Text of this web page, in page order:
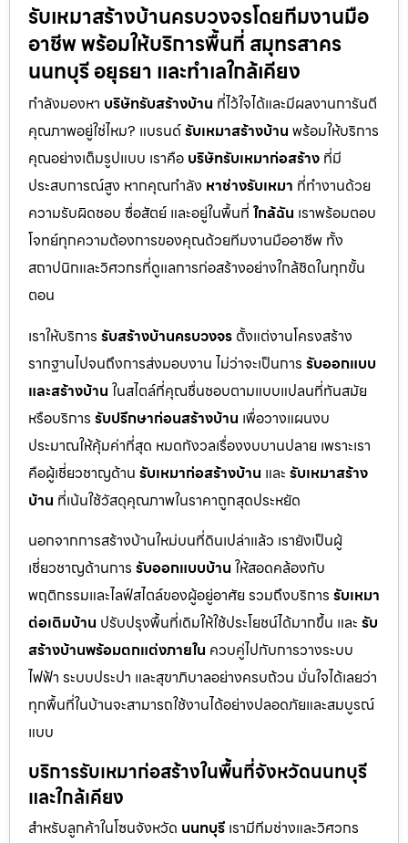
รับเหมาสร้างบ้านครบวงจรโดยทีมงานมือ
อาชีพ พร้อมให้บริการพื้นที่ สมุทรสาคร
นนทบุรี อยุธยา และทำเลใกล้เคียง
กำลังมองหา บริษัทรับสร้างบ้าน ที่ไว้ใจได้และมีผลงานการันตี
คุณภาพอยู่ใช่ไหม? แบรนด์รับเหมาสร้างบ้าน พร้อมให้บริการ
คุณอย่างเต็มรูปแบบ เราคือ บริษัทรับเหมาก่อสร้าง ที่มี
ประสบการณ์สูง หากคุณกำลัง หาช่างรับเหมา ที่ทำงานด้วย
ความรับผิดชอบ ซื่อสัตย์ และอยู่ในพื้นที่ ใกล้ฉัน เราพร้อมตอบ
โจทย์ทุกความต้องการของคุณด้วยทีมงานมืออาชีพ ทั้ง
สถาปนิกและวิศวกรที่ดูแลการก่อสร้างอย่างใกล้ชิดในทุกขั้น
ตอน
เราให้บริการ รับสร้างบ้านครบวงจร ตั้งแต่งานโครงสร้าง
รากฐานไปจนถึงการส่งมอบงาน ไม่ว่าจะเป็นการ รับออกแบบ
และสร้างบ้าน ในสไตล์ที่คุณชื่นชอบตามแบบแปลนที่ทันสมัย
หรือบริการ รับปรึกษาก่อนสร้างบ้าน เพื่อวางแผนงบ
ประมาณให้คุ้มค่าที่สุด หมดกังวลเรื่องงบบานปลาย เพราะเรา
คือผู้เชี่ยวชาญด้าน รับเหมาก่อสร้างบ้าน และ รับเหมาสร้าง
บ้าน ที่เน้นใช้วัสดุคุณภาพในราคาถูกสุดประหยัด
นอกจากการสร้างบ้านใหม่บนที่ดินเปล่าแล้ว เรายังเป็นผู้
เชี่ยวชาญด้านการ รับออกแบบบ้าน ให้สอดคล้องกับ
พฤติกรรมและไลฟ์สไตล์ของผู้อยู่อาศัย รวมถึงบริการ รับเหมา
ต่อเติมบ้าน ปรับปรุงพื้นที่เดิมให้ใช้ประโยชน์ได้มากขึ้น และ รับ
สร้างบ้านพร้อมตกแต่งภายใน ควบคู่ไปกับการวางระบบ
ไฟฟ้า ระบบประปา และสุขาภิบาลอย่างครบถ้วน มั่นใจได้เลยว่า
ทุกพื้นที่ในบ้านจะสามารถใช้งานได้อย่างปลอดภัยและสมบูรณ์
แบบ
บริการรับเหมาก่อสร้างในพื้นที่จังหวัดนนทบุรี
และใกล้เคียง
สำหรับลูกค้าในโซนจังหวัด นนทบุรี เรามีทีมช่างและวิศวกร